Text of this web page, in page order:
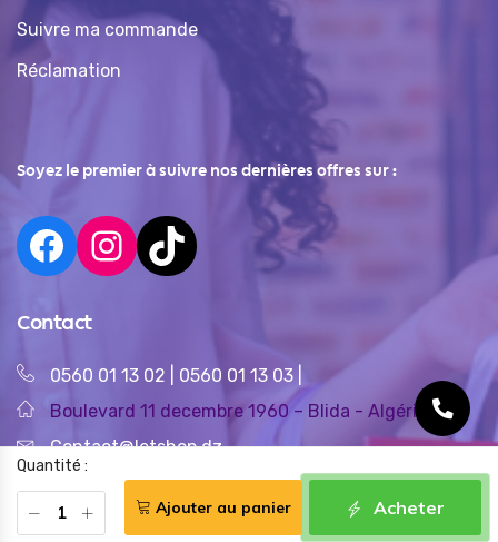
Quantité :
Acheter
Ajouter au panier
Suivre ma commande
Réclamation
Soyez le premier à suivre nos dernières offres sur :
Contact
0560 01 13 02 0560 01 13 03
Boulevard 11 decembre 1960 – Blida - Algérie
Contact@letshop.dz